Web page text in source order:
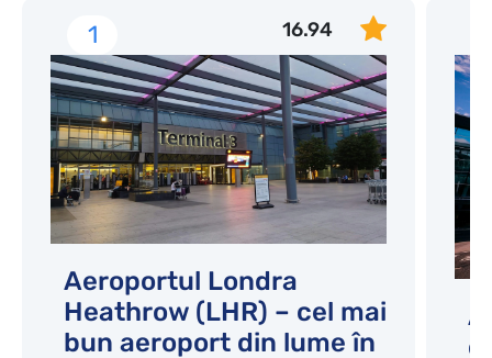
1 16.94
Aeroportul Londra
Heathrow (LHR) – cel mai
bun aeroport din lume în